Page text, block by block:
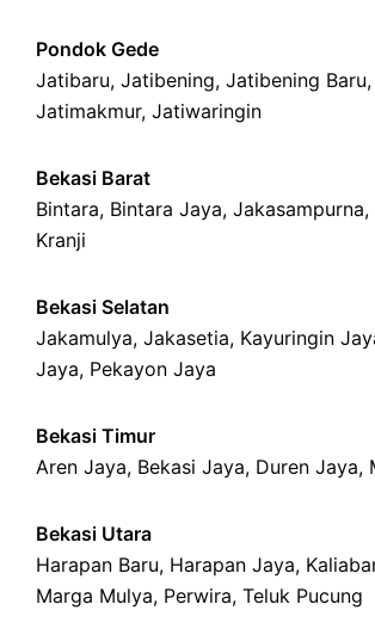
Pondok Gede
Jatibaru, Jatibening, Jatibening Baru,
Jatimakmur, Jatiwaringin
Bekasi Barat
Bintara, Bintara Jaya, Jakasampurna,
Kranji
Bekasi Selatan
Jakamulya, Jakasetia, Kayuringin
Jaya, Pekayon Jaya
Bekasi Timur
Aren Jaya, Bekasi Jaya, Duren Jaya,
Bekasi Utara
Harapan Baru, Harapan Jaya,
Marga Mulya, Perwira, Teluk Pucung